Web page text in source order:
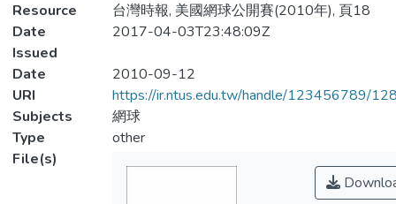
Resource
台灣時報, 美國網球公開賽(2010年), 頁18
Date
Issued
2017-04-03T23:48:09Z
Date
2010-09-12
URI
https://ir.ntus.edu.tw/handle/123456789/
Subjects
網球
Type
other
File(s)